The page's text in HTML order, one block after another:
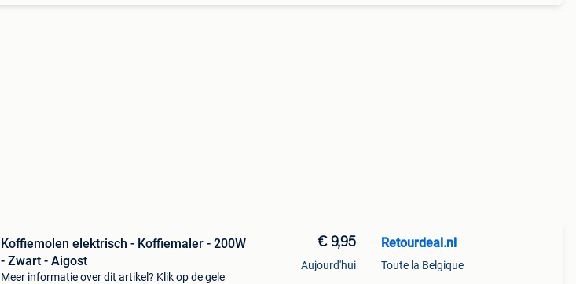
Koffiemolen elektrisch - Koffiemaler - 200W
- Zwart - Aigost
Meer informatie over dit artikel? Klik op de gele
€ 9,95
Aujourd'hui
Retourdeal.nl
Toute la Belgique